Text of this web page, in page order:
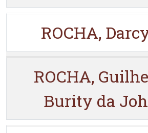
ROCHA,
ROCHA,
Burity da